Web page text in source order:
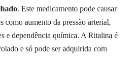
. Este medicamento pode causar
como aumento da pressão arterial,
e dependência química. A Ritalina é
e só pode ser adquirida com